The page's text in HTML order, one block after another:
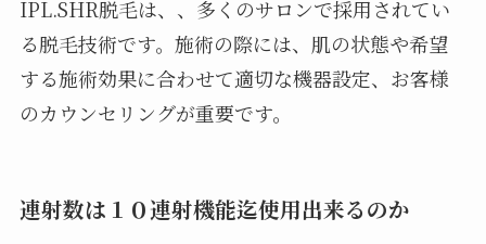
IPL.SHR脱毛は、、多くのサロンで採用されてい
る脱毛技術です。施術の際には、肌の状態や希望
する施術効果に合わせて適切な機器設定、お客様
のカウンセリングが重要です。
連射数は１０連射機能迄使用出来るのか